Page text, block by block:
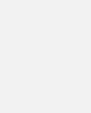
cam kết
cầu của